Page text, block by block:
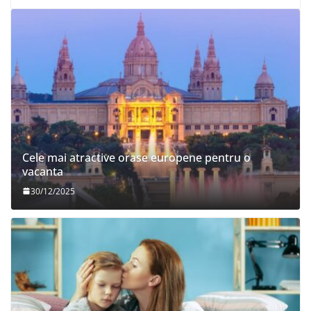
Cele mai atractive orase europene pentru o
vacanta
30/12/2025